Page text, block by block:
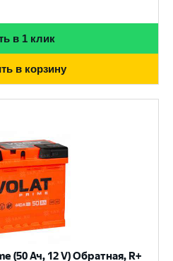
в 1 клик
в корзину
(50 Ач, 12 V) Обратная, R+